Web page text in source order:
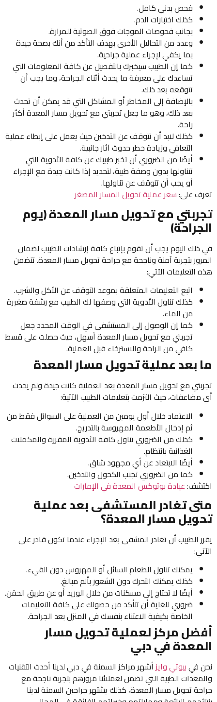
فحص بدني كامل.
كذلك اختبارات الدم.
بجانب فحوصات الموجات فوق الصوتية للمرارة.
وعدد من التحاليل الأخرى بهدف التأكد من أنك بصحة جيدة
بما يكفي لإجراء عملية جراحية.
كما إن الطبيب سيخبرك بالتفصيل عن كافة المعلومات التي
تساعدك على معرفة ما يحدث أثناء الجراحة، وما يجب أن
تتوقعه بعد ذلك.
بالإضافة إلى المخاطر أو المشاكل التي قد يمكن أن تحدث
بعد ذلك، وهو ما جعل تجربتي مع تحويل مسار المعدة أكثر
راحة.
كذلك لابد أن تتوقف عن التدخين حيث يعمل على إبطاء عملية
التعافي وزيادة خطر حدوث آثار جانبية.
أيضًا من الضروري أن تخبر طبيبك عن كافة الأدوية التي
تتناولها بدون وصفة طبية، لتحديد إذا كانت جيدة مع الإجراء
أو يجب أن تتوقف عن تناولها.
تعرف على:سعر عملية تحويل المسار المصغر
تجربتي مع تحويل مسار المعدة (يوم
الجراحة)
في ذلك اليوم يجب أن تقوم بإتباع كافة إرشادات الطبيب لضمان
المرور بتجربة آمنة وناجحة مع جراحة تحويل مسار المعدة. تتضمن
هذه التعليمات الآتي:
اتبع التعليمات المتعلقة بموعد التوقف عن الأكل والشرب.
كذلك تناول الأدوية التي وصفها لك الطبيب مع رشفة صغيرة
من الماء.
كما إن الوصول إلى المستشفى في الوقت المحدد جعل
تجربتي مع تحويل مسار المعدة أسهل، حيث حصلت على قسط
كافي من الراحة والاسترخاء قبل العملية.
ما بعد عملية تحويل مسار المعدة
تجربتي مع تحويل مسار المعدة بعد العملية كانت جيدة ولم يحدث
أي مضاعفات، حيث التزمت بتعليمات الطبيب الآتية:
الاعتماد خلال أول يومين من العملية على السوائل فقط من
ثم إدخال الأطعمة المهروسة بالتدريج.
كذلك من الضروري تناول كافة الأدوية المقررة والمكملات
الغذائية بانتظام.
أيضًا الابتعاد عن أي مجهود شاق.
كما من الضروري تجنب الكحول والتدخين.
اكتشف:عيادة بوتوكس المعدة في الإمارات
متى تغادر المستشفى بعد عملية
تحويل مسار المعدة؟
يقرر الطبيب أن تغادر المشفى بعد الإجراء عندما تكون قادر على
الآتي:
يمكنك تناول الطعام السائل أو المهروس دون القيء.
كذلك يمكنك التحرك دون الشعور بألم مبالغ.
أيضًا لا تحتاج إلى مسكنات من خلال الوريد أو عن طريق الحقن.
ضروري للغاية أن تتأكد من حصولك على كافة التعليمات
الخاصة بكيفية الاعتناء بنفسك في المنزل بعد الجراحة.
أفضل مركز لعملية تحويل مسار
المعدة في دبي
نحن فيبيوتي وايزأشهر مراكز السمنة في دبي لدينا أحدث التقنيات
والمعدات الطبية التي تضمن لعملائنا مرورهم بتجربة ناجحة مع
جراحة تحويل مسار المعدة، كذلك يشتهر جراحين السمنة لدينا